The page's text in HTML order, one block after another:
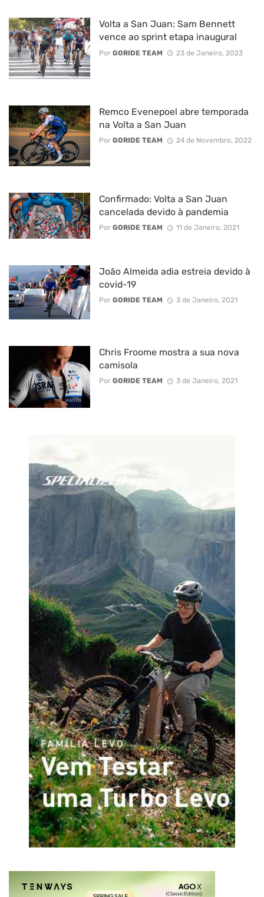
Volta a San Juan: Sam Bennett
vence ao sprint etapa inaugural
Por GORIDE TEAM 23 de Janeiro, 2023
Remco Evenepoel abre temporada
na Volta a San Juan
Por GORIDE TEAM 24 de Novembro, 2022
Confirmado: Volta a San Juan
cancelada devido à pandemia
Por GORIDE TEAM 11 de Janeiro, 2021
João Almeida adia estreia devido à
covid-19
Por GORIDE TEAM 3 de Janeiro, 2021
Chris Froome mostra a sua nova
camisola
Por GORIDE TEAM 3 de Janeiro, 2021